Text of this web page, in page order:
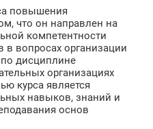
повышения
что он направлен на
компетентности
в вопросах организации
по дисциплине
организациях
курса является
навыков, знаний и
основ